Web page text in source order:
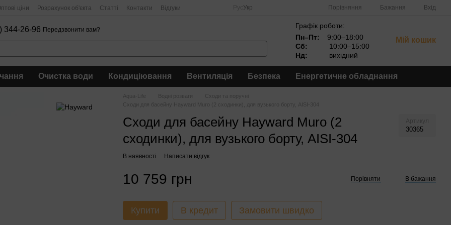
ціни Розрахунок об'єкта Статті Контакти Відгуки Укр Порівняння Бажання Вхід
344-26-96 Передзвонити вам?
Графік роботи:
Пн–Пт:
9:00–18:00
Сб:
10:00–15:00
Нд:
вихідний
Мій кошик
Очистка води Кондиціювання Вентиляція Безпека Енергетичне обладнання
Aqua-Life Водні розваги
Сходи та поручні
Сходи для басейну Hayward Muro (2 сходинки), для вузького борту, AISI-304
Сходи для басейну Hayward Muro (2
сходинки), для вузького борту, AISI-304
30365
В наявності Написати відгук
10 759 грн Порівняти В бажання
Купити В кредит Замовити швидко